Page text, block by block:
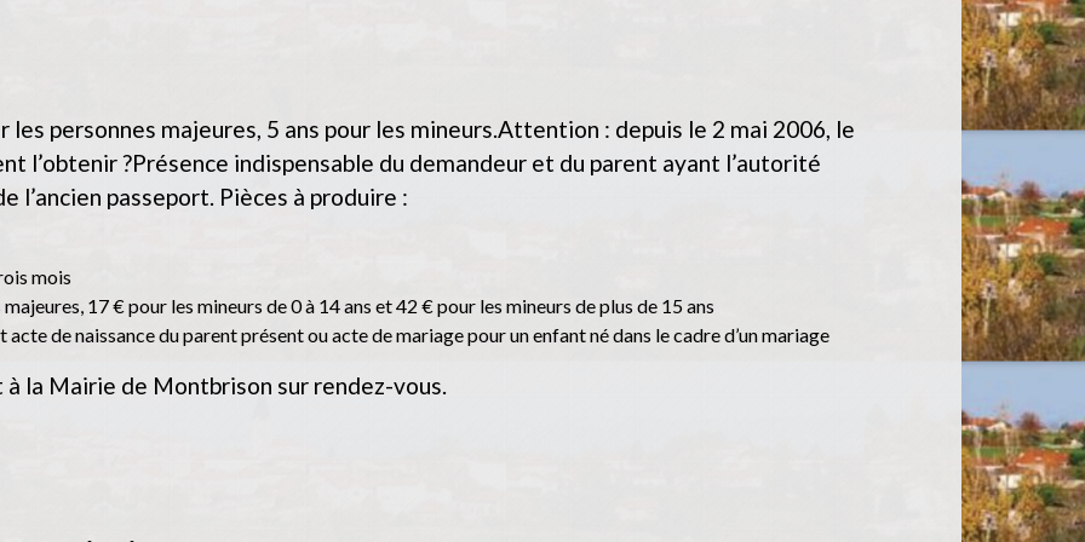
les personnes majeures, 5 ans pour les mineurs.Attention : depuis le 2 mai 2006, le
l’obtenir ?Présence indispensable du demandeur et du parent ayant l’autorité
l’ancien passeport. Pièces à produire :
mois
17 € pour les mineurs de 0 à 14 ans et 42 € pour les mineurs de plus de 15 ans
acte de naissance du parent présent ou acte de mariage pour un enfant né dans le cadre d’un mariage
la Mairie de Montbrison sur rendez-vous.